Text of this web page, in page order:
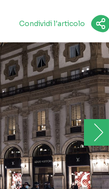
Condividi l'articolo